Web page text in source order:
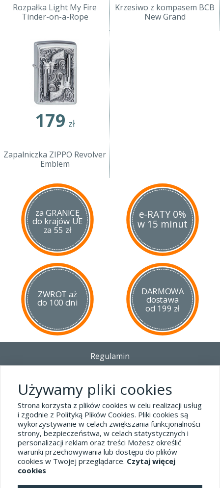
Rozpałka Light My Fire
Tinder-on-a-Rope
Krzesiwo z kompasem BCB
New Grand
179 zł
Zapalniczka ZIPPO Revolver
Emblem
za GRANICĘ
do krajów UE
za 55 zł
e-RATY 0%
w 15 minut
ZWROT aż
do 100 dni
DARMOWA
dostawa
od 199 zł
Regulamin
Polityka prywatności i pliki cookies
Blog
Dane kontaktowe
tel.32 445-74-07
sklep@hard-skin.pl
Używamy pliki cookies
Strona korzysta z plików cookies w celu realizacji usług
i zgodnie z Polityką Plików Cookies. Pliki cookies są
wykorzystywanie w celach zwiększania funkcjonalności
strony, bezpieczeństwa, w celach statystycznych i
personalizacji reklam oraz treści Możesz określić
warunki przechowywania lub dostępu do plików
cookies w Twojej przeglądarce. Czytaj więcej
cookies